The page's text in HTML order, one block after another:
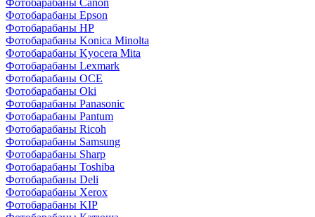
Фотобарабаны Canon
Фотобарабаны Epson
Фотобарабаны HP
Фотобарабаны Konica Minolta
Фотобарабаны Kyocera Mita
Фотобарабаны Lexmark
Фотобарабаны OCE
Фотобарабаны Oki
Фотобарабаны Panasonic
Фотобарабаны Pantum
Фотобарабаны Ricoh
Фотобарабаны Samsung
Фотобарабаны Sharp
Фотобарабаны Toshiba
Фотобарабаны Deli
Фотобарабаны Xerox
Фотобарабаны KIP